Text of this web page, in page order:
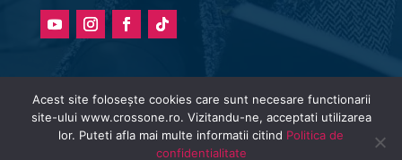
© Cross One Radio 2026 | All Rights
Acest site folosește cookies care sunt necesare functionarii
site-ului www.crossone.ro. Vizitandu-ne, acceptati utilizarea
lor. Puteti afla mai multe informatii citind Politica de
confidentialitate